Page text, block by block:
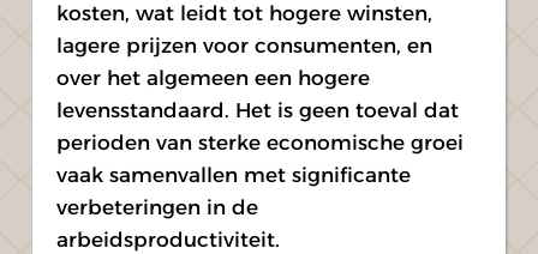
kosten, wat leidt tot hogere winsten,
lagere prijzen voor consumenten, en
over het algemeen een hogere
levensstandaard. Het is geen toeval dat
perioden van sterke economische groei
vaak samenvallen met significante
verbeteringen in de
arbeidsproductiviteit.